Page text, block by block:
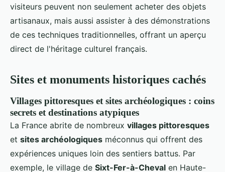
visiteurs peuvent non seulement acheter des objets
artisanaux, mais aussi assister à des démonstrations
de ces techniques traditionnelles, offrant un aperçu
direct de l'héritage culturel français.
Sites et monuments historiques cachés
Villages pittoresques et sites archéologiques : coins
secrets et destinations atypiques
La France abrite de nombreux villages pittoresques
et sites archéologiques méconnus qui offrent des
expériences uniques loin des sentiers battus. Par
exemple, le village de Sixt-Fer-à-Cheval en Haute-